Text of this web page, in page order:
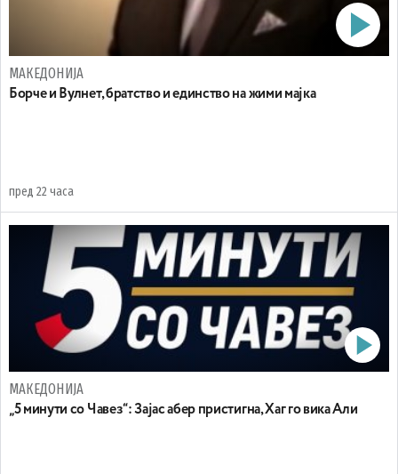
МАКЕДОНИЈА
Борче и Вулнет, братство и единство на жими мајка
пред 22 часа
МАКЕДОНИЈА
„5 минути со Чавез“: Зајас абер пристигна, Хаг го вика Али